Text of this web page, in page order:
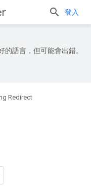
登入
的語言，但可能會出錯。
Redirect